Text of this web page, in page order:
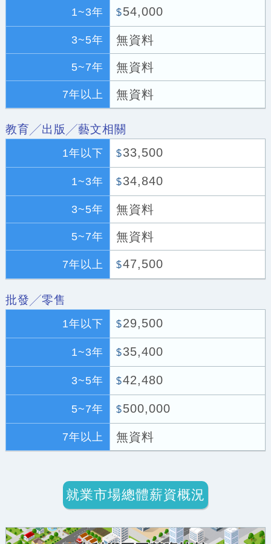
1~3年 $54,000
3~5年 無資料
5~7年 無資料
7年以上 無資料
教育╱出版╱藝文相關
1年以下 $33,500
1~3年 $34,840
3~5年 無資料
5~7年 無資料
7年以上 $47,500
批發╱零售
1年以下 $29,500
1~3年 $35,400
3~5年 $42,480
5~7年 $500,000
7年以上 無資料
就業市場總體薪資概況